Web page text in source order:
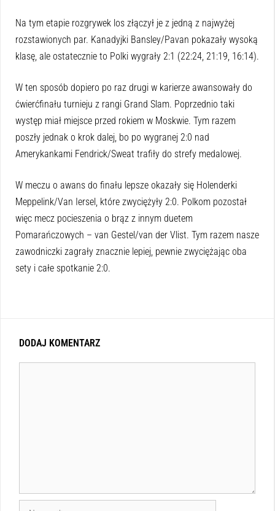
Na tym etapie rozgrywek los złączył je z jedną z najwyżej
rozstawionych par. Kanadyjki Bansley/Pavan pokazały wysoką
klasę, ale ostatecznie to Polki wygrały 2:1 (22:24, 21:19, 16:14).
W ten sposób dopiero po raz drugi w karierze awansowały do
ćwierćfinału turnieju z rangi Grand Slam. Poprzednio taki
występ miał miejsce przed rokiem w Moskwie. Tym razem
poszły jednak o krok dalej, bo po wygranej 2:0 nad
Amerykankami Fendrick/Sweat trafiły do strefy medalowej.
W meczu o awans do finału lepsze okazały się Holenderki
Meppelink/Van Iersel, które zwyciężyły 2:0. Polkom pozostał
więc mecz pocieszenia o brąz z innym duetem
Pomarańczowych – van Gestel/van der Vlist. Tym razem nasze
zawodniczki zagrały znacznie lepiej, pewnie zwyciężając oba
sety i całe spotkanie 2:0.
DODAJ KOMENTARZ